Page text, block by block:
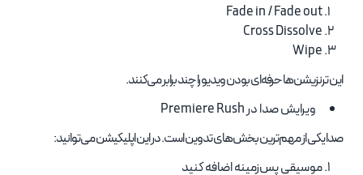
Fade in / Fade out
Cross Dissolve
Wipe
این ترنزیشن‌ها حرفه‌ای بودن ویدیو را چند برابر می‌کنند.
ویرایش صدا در Premiere Rush
صدا یکی از مهم‌ترین بخش‌های تدوین است. در این اپلیکیشن می‌توانید:
موسیقی پس‌زمینه اضافه کنید